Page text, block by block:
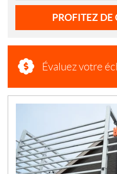
PROFITEZ DE
Évaluez votre
U
V
E
L